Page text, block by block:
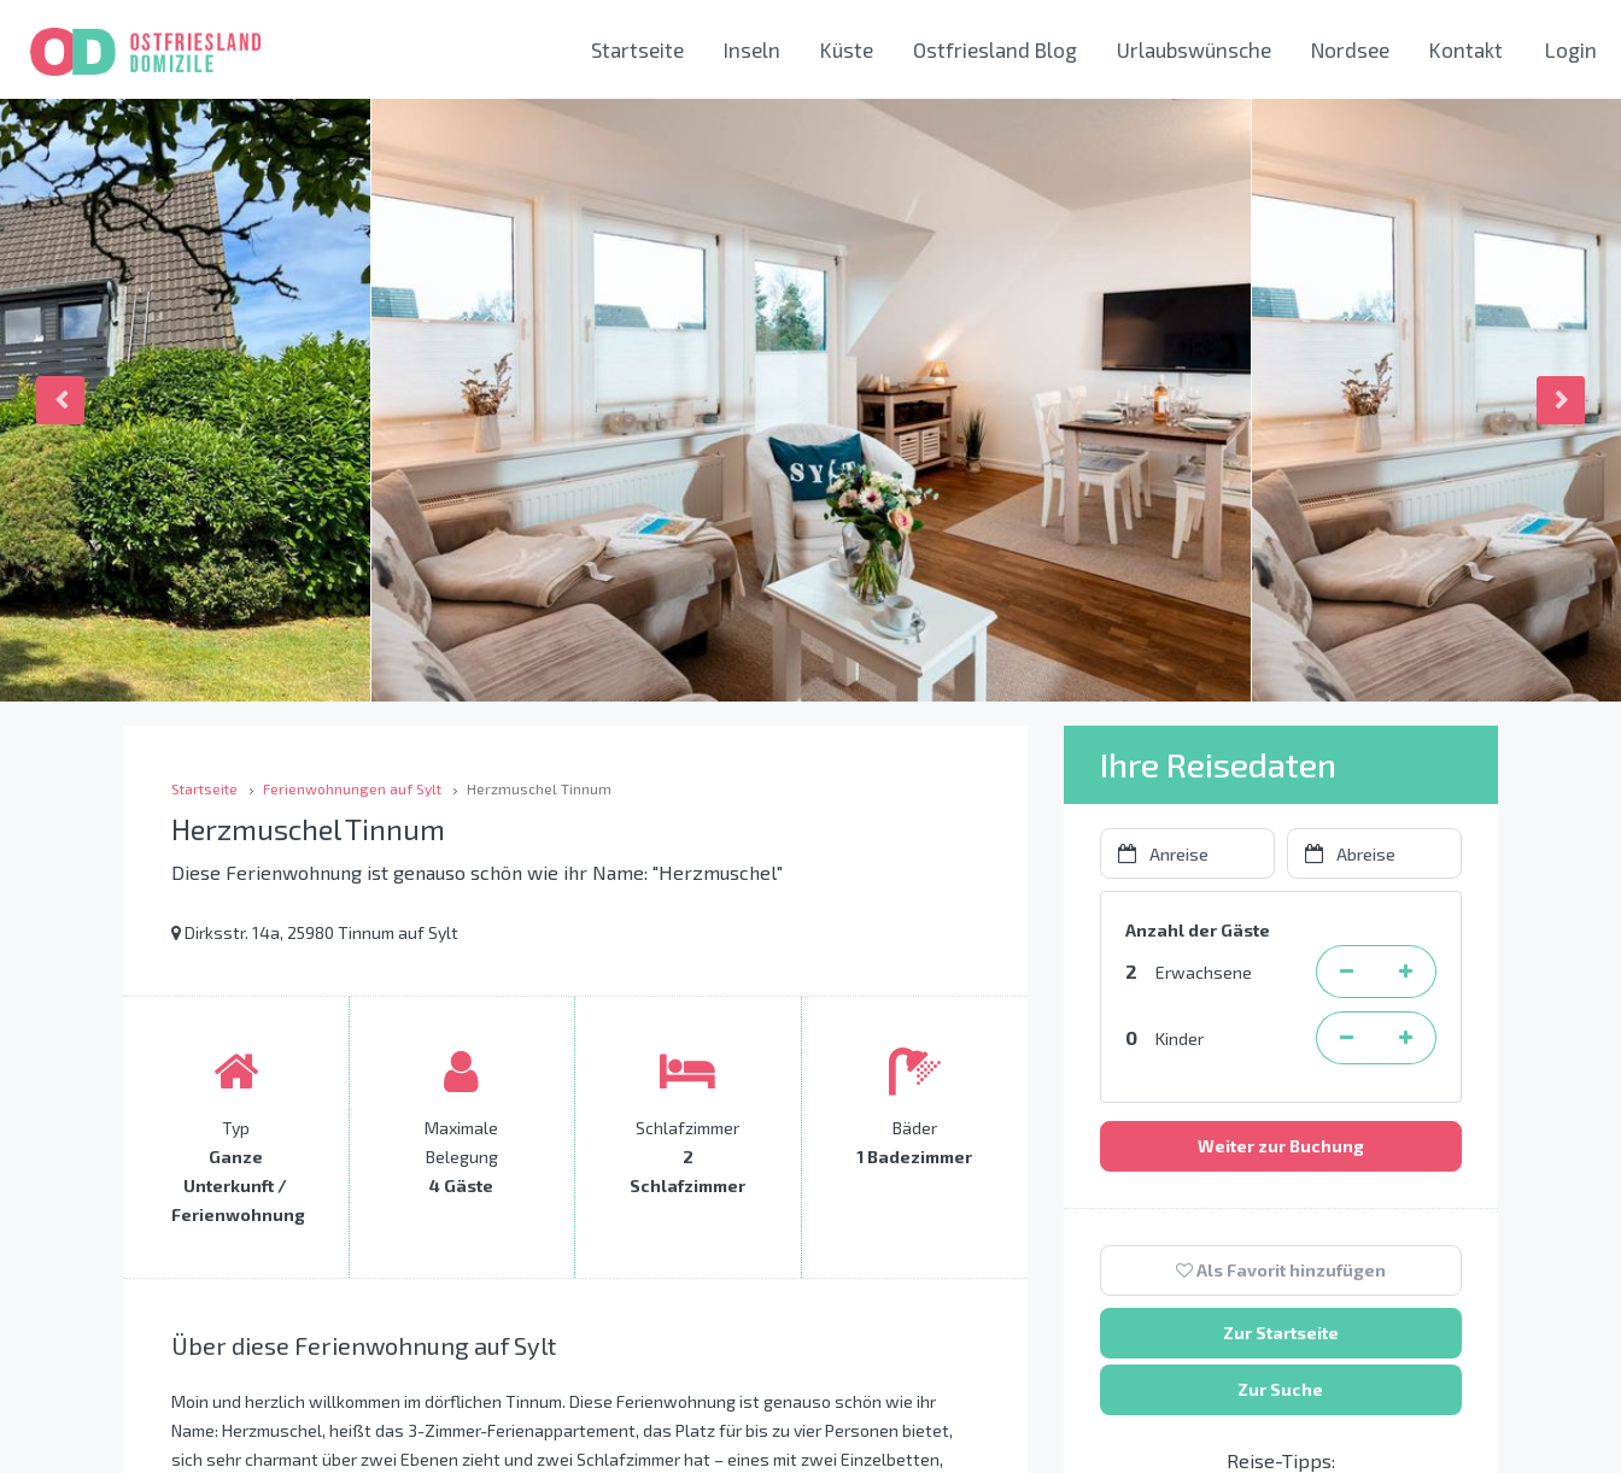
Startseite Inseln Küste Ostfriesland Blog Urlaubswünsche Nordsee Kontakt Login
Startseite Ferienwohnungen auf Sylt Herzmuschel Tinnum
Herzmuschel Tinnum
Diese Ferienwohnung ist genauso schön wie ihr Name: "Herzmuschel"
Dirksstr. 14a, 25980 Tinnum auf Sylt
Typ
Ganze
Unterkunft /
Ferienwohnung
Maximale
Belegung
4 Gäste
Schlafzimmer
2
Schlafzimmer
Bäder
1 Badezimmer
Über diese Ferienwohnung auf Sylt
Moin und herzlich willkommen im dörflichen Tinnum. Diese Ferienwohnung ist genauso schön wie ihr
Name: Herzmuschel, heißt das 3-Zimmer-Ferienappartement, das Platz für bis zu vier Personen bietet,
sich sehr charmant über zwei Ebenen zieht und zwei Schlafzimmer hat – eines mit zwei Einzelbetten,
Ihre Reisedaten
Anzahl der Gäste
2 Erwachsene
0 Kinder
Weiter zur Buchung
Als Favorit hinzufügen
Zur Startseite
Zur Suche
Reise-Tipps: